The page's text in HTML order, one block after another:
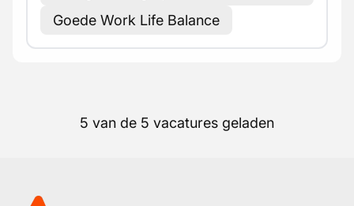
Goede Work Life Balance
5 van de 5 vacatures geladen